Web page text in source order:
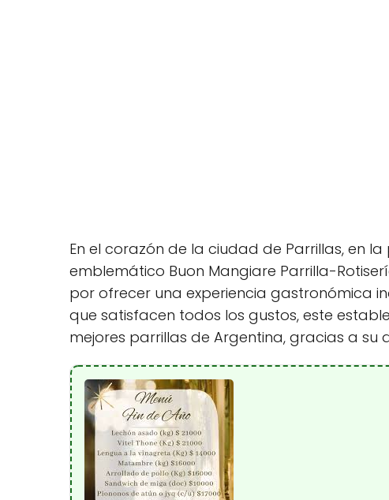
En el corazón de la ciudad de Parrillas, en
emblemático Buon Mangiare Parrilla-
por ofrecer una experiencia gastronómica
que satisfacen todos los gustos, este
mejores parrillas de Argentina, gracias a